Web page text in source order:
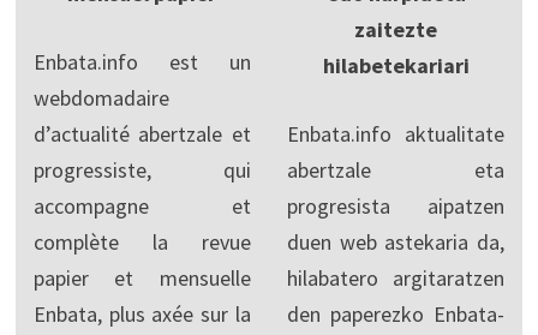
Enbata.info est un
webdomadaire
d’actualité abertzale et
progressiste, qui
accompagne et
complète la revue
papier et mensuelle
Enbata, plus axée sur la
zaitezte
hilabetekariari
Enbata.info aktualitate
abertzale eta
progresista aipatzen
duen web astekaria da,
hilabatero argitaratzen
den paperezko Enbata-